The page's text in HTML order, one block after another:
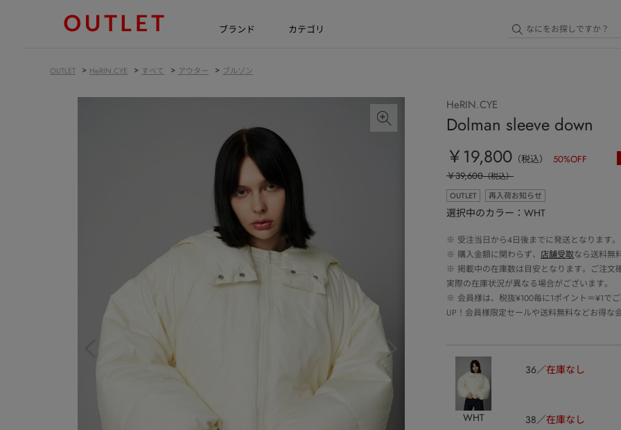
ブランド カテゴリ
OUTLET > HeRIN.CYE > すべて > アウター > ブルゾン
HeRIN.CYE
Dolman sleeve down
￥19,800 （税込） 50%OFF
￥39,600（税込）
OUTLET
再入荷お知らせ
選択中のカラー：WHT
※ 受注当日から4日後までに発送となります
※ 購入金額に関わらず、 店舗受取なら送料無
※ 掲載中の在庫数は目安となります。ご注文
実際の在庫状況が異なる場合がございます。
※ 会員様は、税抜¥100毎に1ポイント＝¥1で
UP！会員様限定セールや送料無料などお得な
WHT
36 在庫なし
38 在庫なし